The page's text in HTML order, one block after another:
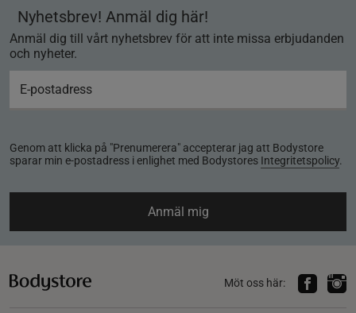
Nyhetsbrev! Anmäl dig här!
Anmäl dig till vårt nyhetsbrev för att inte missa erbjudanden
och nyheter.
Genom att klicka på "Prenumerera" accepterar jag att Bodystore
sparar min e-postadress i enlighet med Bodystores Integritetspolicy.
Anmäl mig
Möt oss här: